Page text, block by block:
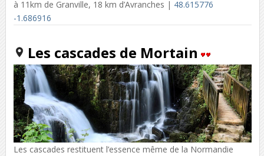
à 11km de Granville, 18 km d’Avranches | 48.615776
-1.686916
Les cascades de Mortain
Les cascades restituent l’essence même de la Normandie